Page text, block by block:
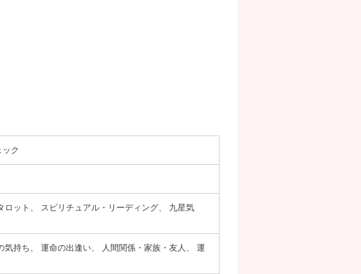
ック
ロット、 スピリチュアル・リーディング、 九星気
気持ち、 運命の出逢い、 人間関係・家族・友人、 運